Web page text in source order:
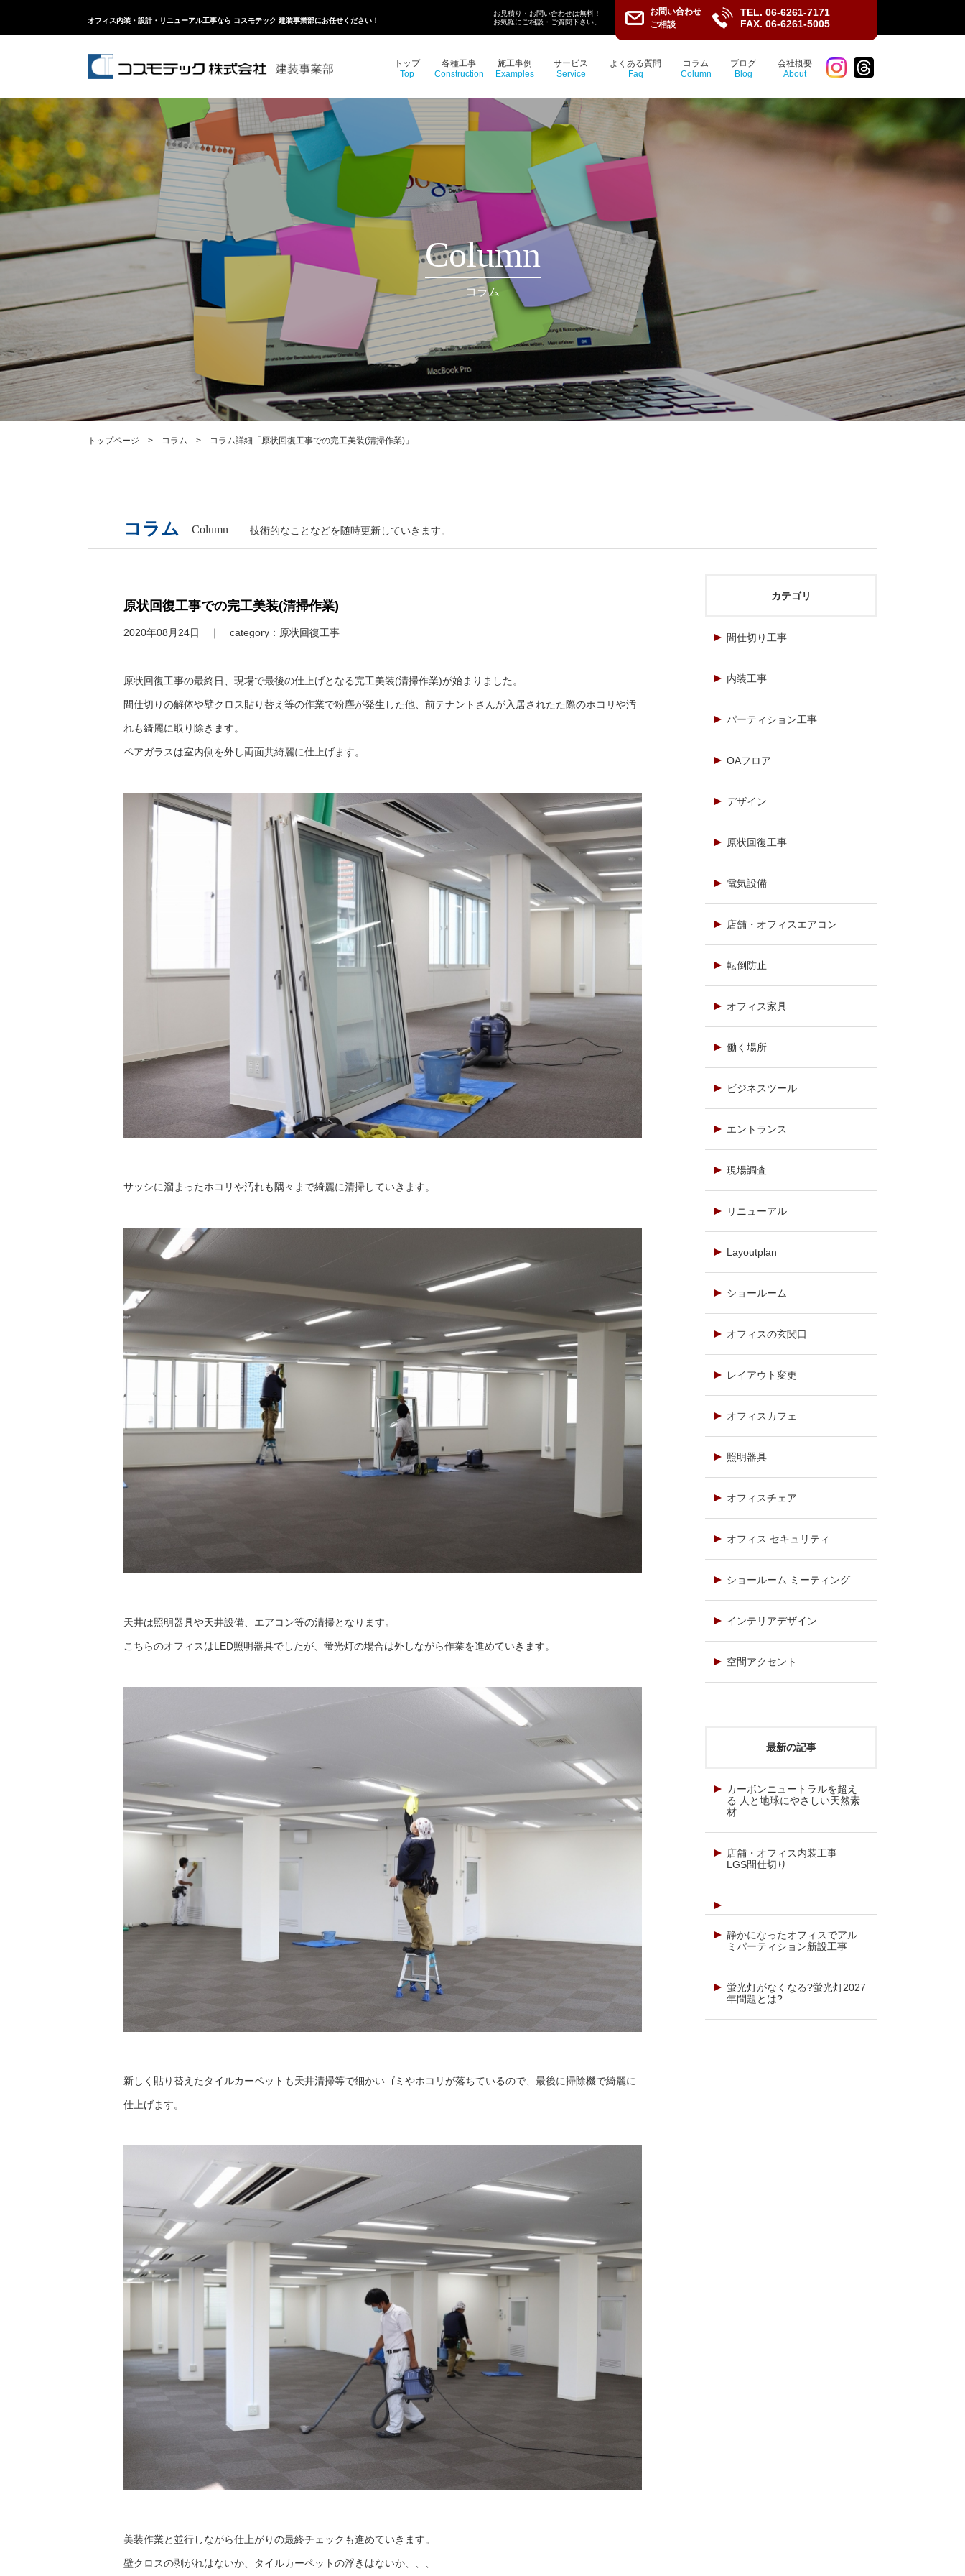
オフィス内装・設計・リニューアル工事なら コスモテック 建装事業部にお任せください！
お見積り・お問い合わせは無料！
お気軽にご相談・ご質問下さい。
お問い合わせ
ご相談
TEL. 06-6261-7171
FAX. 06-6261-5005
トップ
Top
各種工事
Construction
施工事例
Examples
サービス
Service
よくある質問
Faq
コラム
Column
ブログ
Blog
会社概要
About
Column
コラム
トップページ コラム コラム詳細「原状回復工事での完工美装(清掃作業)」
コラム Column 技術的なことなどを随時更新していきます。
原状回復工事での完工美装(清掃作業)
2020年08月24日 category： 原状回復工事
原状回復工事の最終日、現場で最後の仕上げとなる完工美装(清掃作業)が始まりました。
間仕切りの解体や壁クロス貼り替え等の作業で粉塵が発生した他、前テナントさんが入居されたた際のホコリや汚
れも綺麗に取り除きます。
ペアガラスは室内側を外し両面共綺麗に仕上げます。
サッシに溜まったホコリや汚れも隅々まで綺麗に清掃していきます。
天井は照明器具や天井設備、エアコン等の清掃となります。
こちらのオフィスはLED照明器具でしたが、蛍光灯の場合は外しながら作業を進めていきます。
新しく貼り替えたタイルカーペットも天井清掃等で細かいゴミやホコリが落ちているので、最後に掃除機で綺麗に
仕上げます。
美装作業と並行しながら仕上がりの最終チェックも進めていきます。
壁クロスの剥がれはないか、タイルカーペットの浮きはないか、、、
カテゴリ
間仕切り工事
内装工事
パーティション工事
OAフロア
デザイン
原状回復工事
電気設備
店舗・オフィスエアコン
転倒防止
オフィス家具
働く場所
ビジネスツール
エントランス
現場調査
リニューアル
Layoutplan
ショールーム
オフィスの玄関口
レイアウト変更
オフィスカフェ
照明器具
オフィスチェア
オフィス セキュリティ
ショールーム ミーティング
インテリアデザイン
空間アクセント
最新の記事
カーボンニュートラルを超え
る 人と地球にやさしい天然素
材
店舗・オフィス内装工事
LGS間仕切り
静かになったオフィスでアル
ミパーティション新設工事
蛍光灯がなくなる?蛍光灯2027
年問題とは?